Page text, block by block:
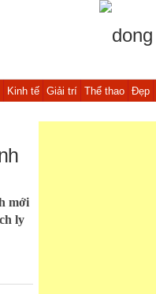
Kinh tế Giải trí Thể thao Đẹp
mới
ly